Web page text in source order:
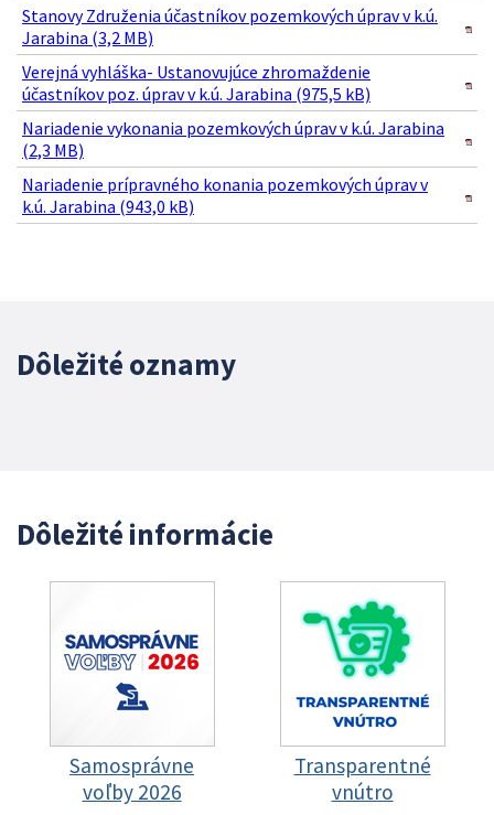
Stanovy Združenia účastníkov pozemkových úprav v k.ú.
Jarabina (3,2 MB)
Verejná vyhláška- Ustanovujúce zhromaždenie
účastníkov poz. úprav v k.ú. Jarabina (975,5 kB)
Nariadenie vykonania pozemkových úprav v k.ú. Jarabina
(2,3 MB)
Nariadenie prípravného konania pozemkových úprav v
k.ú. Jarabina (943,0 kB)
Dôležité oznamy
Dôležité informácie
Samosprávne
voľby 2026
Transparentné
vnútro